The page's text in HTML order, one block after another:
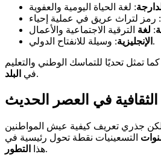
: لغة
الإنجليزية : وسيلة للانفتاح الدولي.
تمثل تحديًا للتماسك الوطني والتعليم
في البلد .
في العصر الحديث
جذري تعريف كيفية عيش المواطنين
التسعينيات نقطة تحول رئيسية في
هذا
التطور .